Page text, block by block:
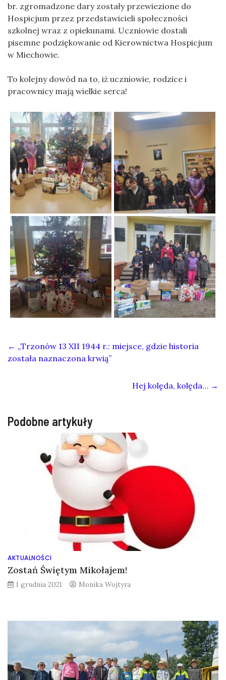
br. zgromadzone dary zostały przewiezione do
Hospicjum przez przedstawicieli społeczności
szkolnej wraz z opiekunami. Uczniowie dostali
pisemne podziękowanie od Kierownictwa Hospicjum
w Miechowie.
To kolejny dowód na to, iż uczniowie, rodzice i
pracownicy mają wielkie serca!
← „Trzonów 13 XII 1944 r.: miejsce, gdzie historia
została naznaczona krwią”
Hej kolęda, kolęda… →
Podobne artykuły
AKTUALNOŚCI
Zostań Świętym Mikołajem!
1 grudnia 2021 Monika Wojtyra